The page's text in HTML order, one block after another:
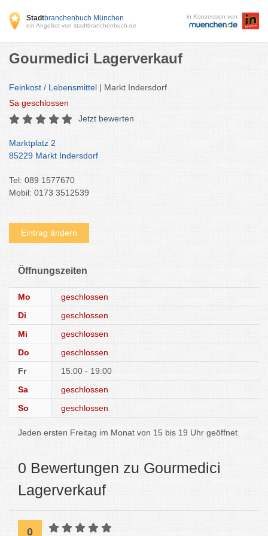
Stadtbranchenbuch München
ein Angebot von stadtbranchenbuch.de
in Konzession von
Gourmedici Lagerverkauf
Feinkost / Lebensmittel | Markt Indersdorf
Sa geschlossen
Jetzt bewerten
Marktplatz 2
85229 Markt Indersdorf
Tel: 089 1577670
Mobil: 0173 3512539
Eintrag ändern
Öffnungszeiten
Mo
geschlossen
Di
geschlossen
Mi
geschlossen
Do
geschlossen
Fr
15:00 - 19:00
Sa
geschlossen
So
geschlossen
Jeden ersten Freitag im Monat von 15 bis 19 Uhr geöffnet
0 Bewertungen zu Gourmedici
Lagerverkauf
0